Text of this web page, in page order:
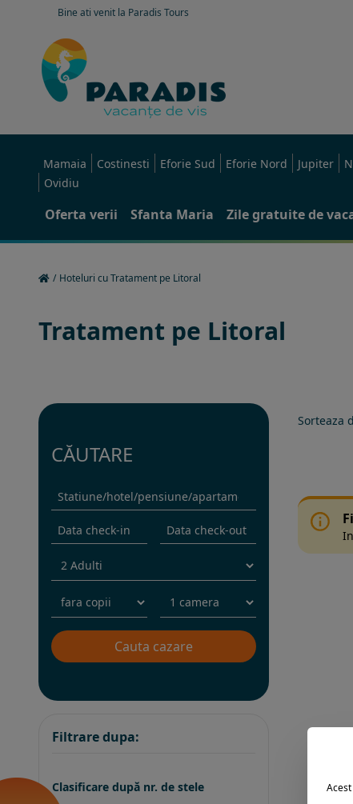
Bine ati venit la Paradis Tours
Mamaia Costinesti Eforie Sud Eforie Nord Jupiter
Ovidiu
Oferta verii Sfanta Maria Zile gratuite de
/ Hoteluri cu Tratament pe Litoral
Tratament pe Litoral
CĂUTARE
Filtrare dupa:
Clasificare după nr. de stele
Sorteaza